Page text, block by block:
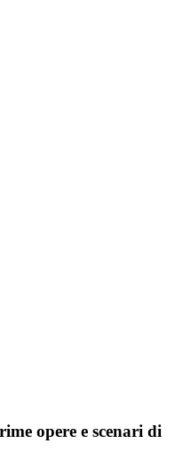
opere e scenari di